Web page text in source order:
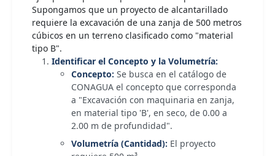
Supongamos que un proyecto de alcantarillado
requiere la excavación de una zanja de 500 metros
cúbicos en un terreno clasificado como "material
tipo B".
Identificar el Concepto y la Volumetría:
Concepto: Se busca en el catálogo de
CONAGUA el concepto que corresponda
a "Excavación con maquinaria en zanja,
en material tipo 'B', en seco, de 0.00 a
2.00 m de profundidad".
Volumetría (Cantidad): El proyecto